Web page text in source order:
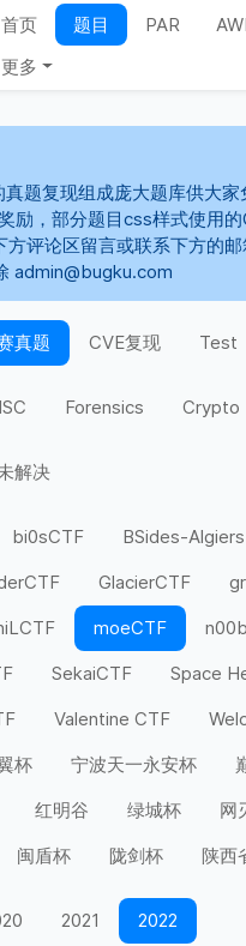
首页 题目 PAR
更多
题复现组成庞大题库供大
励，部分题目css样式使用
评论区留言或联系下方的
admin@bugku.com
真题 CVE复现 Test
Forensics Crypto
解决
bi0sCTF
BSides-Algiers
GlacierCTF
moeCTF
SekaiCTF
Space
Valentine CTF
杯 宁波天一永安杯
红明谷 绿城杯
网
闽盾杯 陇剑杯 陕西
2021 2022